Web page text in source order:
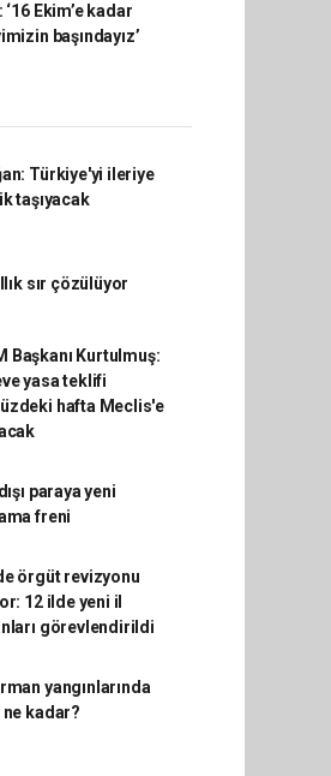
‘16 Ekim’e kadar
başındayız’
Türkiye'yi ileriye
taşıyacak
sır çözülüyor
Başkanı Kurtulmuş:
yasa teklifi
hafta Meclis'e
paraya yeni
freni
örgüt revizyonu
12 ilde yeni il
görevlendirildi
yangınlarında
ne kadar?